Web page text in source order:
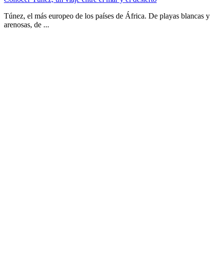
Túnez, el más europeo de los países de África. De playas blancas y
arenosas, de ...